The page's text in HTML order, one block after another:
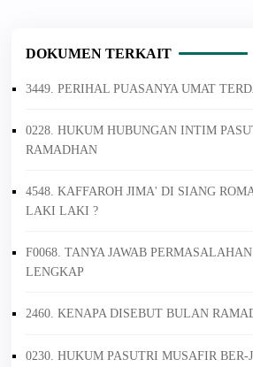
DOKUMEN TERKAIT
3449. PERIHAL PUASANYA UMAT
0228. HUKUM HUBUNGAN INTIM
RAMADHAN
4548. KAFFAROH JIMA' DI SIANG
LAKI LAKI ?
F0068. TANYA JAWAB
LENGKAP
2460. KENAPA DISEBUT BULAN
0230. HUKUM PASUTRI MUSAFIR